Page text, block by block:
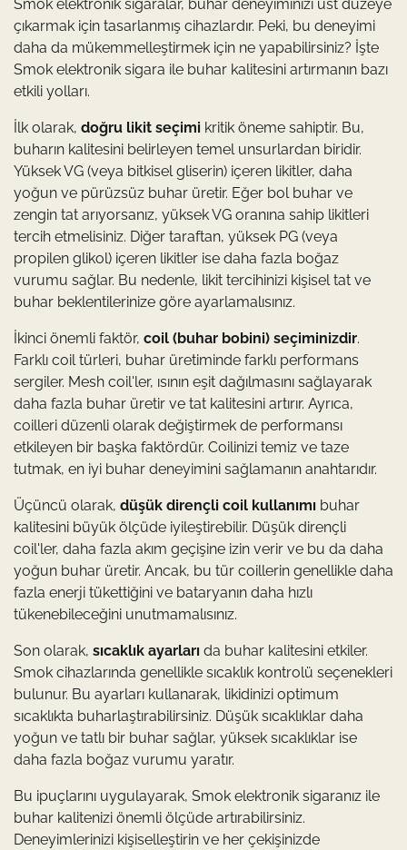
Smok elektronik sigaralar, buhar deneyiminizi üst düzeye
çıkarmak için tasarlanmış cihazlardır. Peki, bu deneyimi
daha da mükemmelleştirmek için ne yapabilirsiniz? İşte
Smok elektronik sigara ile buhar kalitesini artırmanın bazı
etkili yolları.
İlk olarak, doğru likit seçimi kritik öneme sahiptir. Bu,
buharın kalitesini belirleyen temel unsurlardan biridir.
Yüksek VG (veya bitkisel gliserin) içeren likitler, daha
yoğun ve pürüzsüz buhar üretir. Eğer bol buhar ve
zengin tat arıyorsanız, yüksek VG oranına sahip likitleri
tercih etmelisiniz. Diğer taraftan, yüksek PG (veya
propilen glikol) içeren likitler ise daha fazla boğaz
vurumu sağlar. Bu nedenle, likit tercihinizi kişisel tat ve
buhar beklentilerinize göre ayarlamalısınız.
İkinci önemli faktör, coil (buhar bobini) seçiminizdir.
Farklı coil türleri, buhar üretiminde farklı performans
sergiler. Mesh coil'ler, ısının eşit dağılmasını sağlayarak
daha fazla buhar üretir ve tat kalitesini artırır. Ayrıca,
coilleri düzenli olarak değiştirmek de performansı
etkileyen bir başka faktördür. Coilinizi temiz ve taze
tutmak, en iyi buhar deneyimini sağlamanın anahtarıdır.
Üçüncü olarak, düşük dirençli coil kullanımı buhar
kalitesini büyük ölçüde iyileştirebilir. Düşük dirençli
coil'ler, daha fazla akım geçişine izin verir ve bu da daha
yoğun buhar üretir. Ancak, bu tür coillerin genellikle daha
fazla enerji tükettiğini ve bataryanın daha hızlı
tükenebileceğini unutmamalısınız.
Son olarak, sıcaklık ayarları da buhar kalitesini etkiler.
Smok cihazlarında genellikle sıcaklık kontrolü seçenekleri
bulunur. Bu ayarları kullanarak, likidinizi optimum
sıcaklıkta buharlaştırabilirsiniz. Düşük sıcaklıklar daha
yoğun ve tatlı bir buhar sağlar, yüksek sıcaklıklar ise
daha fazla boğaz vurumu yaratır.
Bu ipuçlarını uygulayarak, Smok elektronik sigaranız ile
buhar kalitenizi önemli ölçüde artırabilirsiniz.
Deneyimlerinizi kişiselleştirin ve her çekişinizde